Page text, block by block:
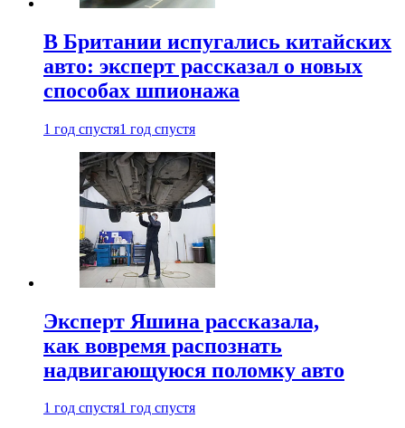
В Британии испугались китайских
авто: эксперт рассказал о новых
способах шпионажа
1 год спустя1 год спустя
Эксперт Яшина рассказала,
как вовремя распознать
надвигающуюся поломку авто
1 год спустя1 год спустя